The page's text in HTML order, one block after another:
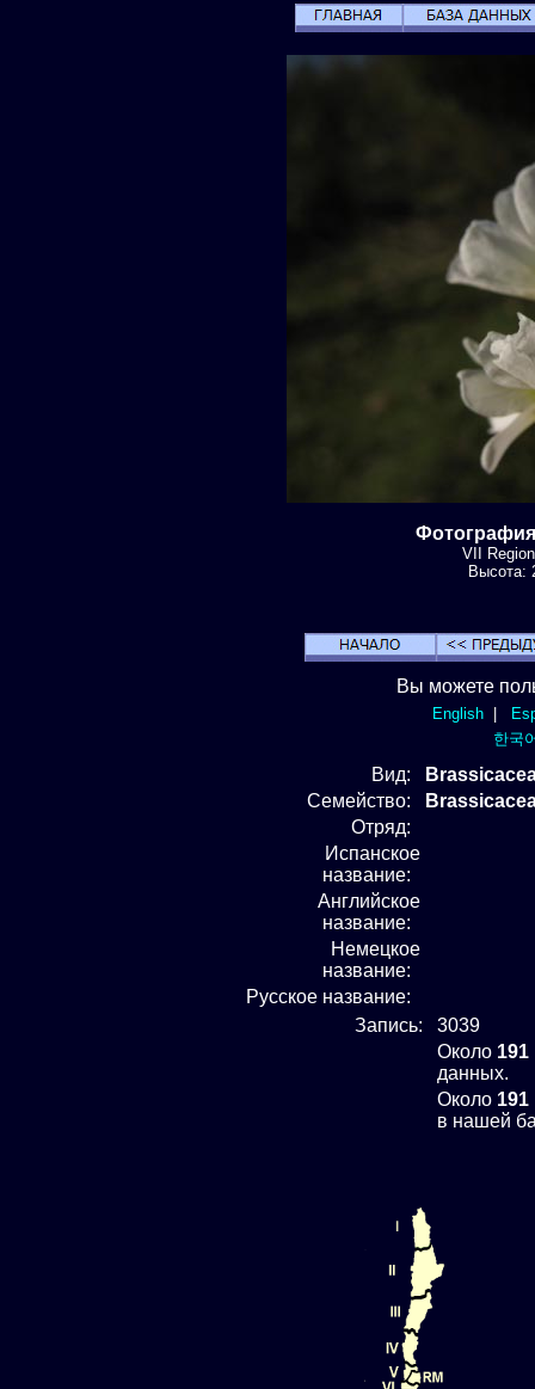
VII
Высота:
Вы можете
English|
한국
Вид:
Семейство:
Отряд:
Испанское
название:
Английское
название:
Немецкое
название:
Русское название:
Запись:
3039
Около 191
данных.
Около 191
в нашей